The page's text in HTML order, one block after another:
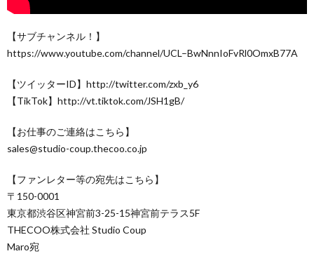
【サブチャンネル！】
https://www.youtube.com/channel/UCL–BwNnnIoFvRl0OmxB77A
【ツイッターID】http://twitter.com/zxb_y6
【TikTok】http://vt.tiktok.com/JSH1gB/
【お仕事のご連絡はこちら】
sales@studio-coup.thecoo.co.jp
【ファンレター等の宛先はこちら】
〒150-0001
東京都渋谷区神宮前3-25-15神宮前テラス5F
THECOO株式会社 Studio Coup
Maro宛